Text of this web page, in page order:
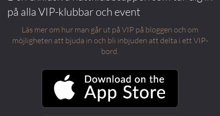
på alla VIP-klubbar och event
Läs mer om hur man går ut på VIP på bloggen och om
möjligheten att bjuda in och bli inbjuden att delta i ett VIP-
bord.